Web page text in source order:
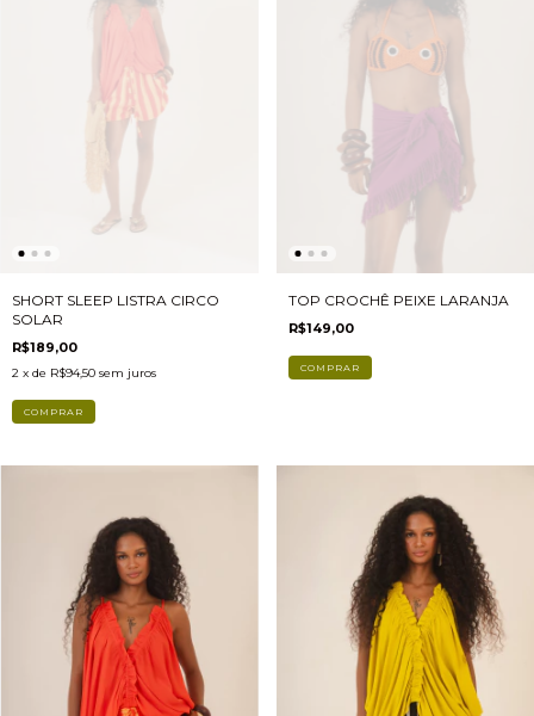
SHORT SLEEP LISTRA CIRCO
SOLAR
R$189,00
2 x de R$94,50 sem juros
COMPRAR
TOP CROCHÊ PEIXE LARANJA
R$149,00